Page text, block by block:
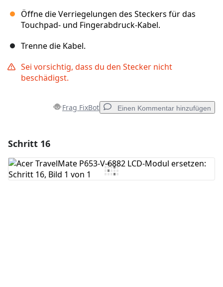
Öffne die Verriegelungen des Steckers für das
Touchpad- und Fingerabdruck-Kabel.
Trenne die Kabel.
Sei vorsichtig, dass du den Stecker nicht
beschädigst.
Frag FixBot Einen Kommentar hinzufügen
Kommentar hinzufügen
Schritt 16